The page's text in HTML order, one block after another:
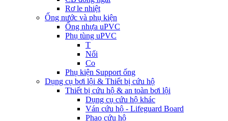
Rơ le nhiệt
Ống nước và phụ kiện
Ống nhựa uPVC
Phụ tùng uPVC
T
Nối
Co
Phụ kiện Support ống
Dụng cụ bơi lội & Thiết bị cứu hộ
Thiết bị cứu hộ & an toàn bơi lội
Dụng cụ cứu hộ khác
Ván cứu hộ - Lifeguard Board
Phao cứu hộ